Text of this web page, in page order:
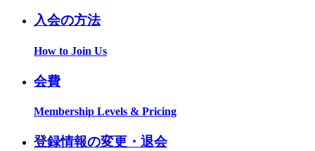
入会の方法
How to Join Us
会費
Membership Levels & Pricing
登録情報の変更・退会